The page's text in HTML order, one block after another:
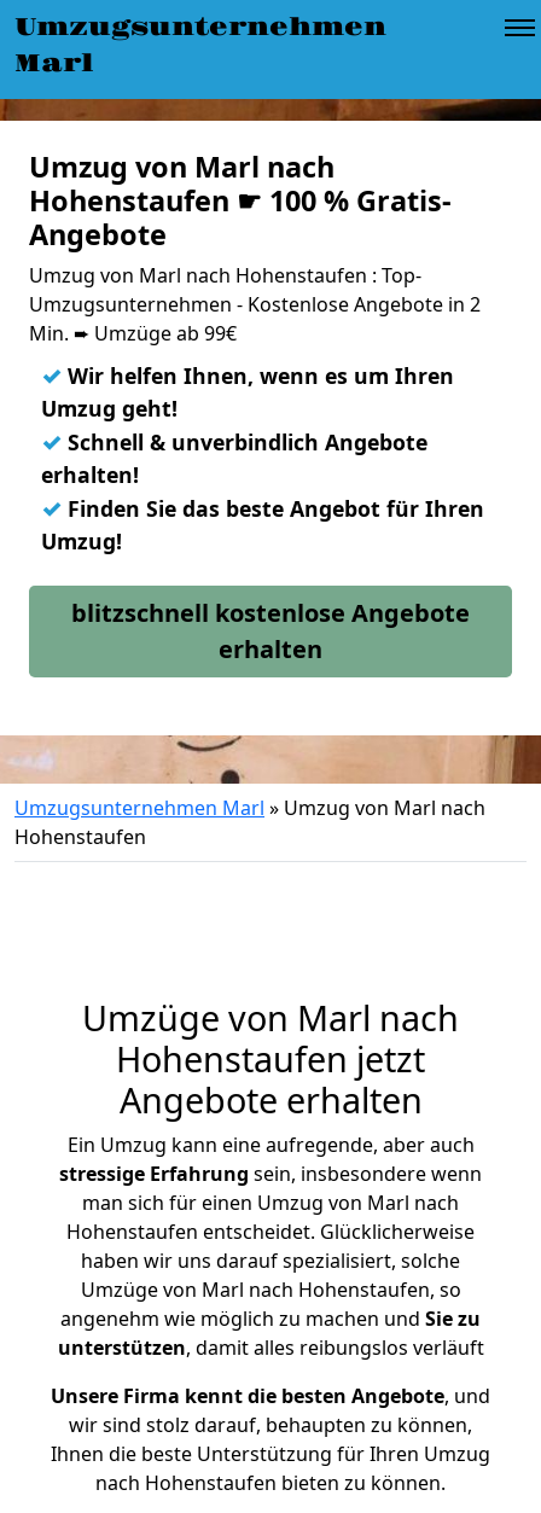
Umzugsunternehmen
Marl
Umzug von Marl nach
Hohenstaufen ☛ 100 % Gratis-
Angebote
Umzug von Marl nach Hohenstaufen : Top-
Umzugsunternehmen - Kostenlose Angebote in 2
Min. ➨ Umzüge ab 99€
✓ Wir helfen Ihnen, wenn es um Ihren
Umzug geht!
✓ Schnell & unverbindlich Angebote
erhalten!
✓ Finden Sie das beste Angebot für Ihren
Umzug!
blitzschnell kostenlose Angebote
erhalten
Umzugsunternehmen Marl » Umzug von Marl nach
Hohenstaufen
Umzüge von Marl nach
Hohenstaufen jetzt
Angebote erhalten
Ein Umzug kann eine aufregende, aber auch
stressige Erfahrung sein, insbesondere wenn
man sich für einen Umzug von Marl nach
Hohenstaufen entscheidet. Glücklicherweise
haben wir uns darauf spezialisiert, solche
Umzüge von Marl nach Hohenstaufen, so
angenehm wie möglich zu machen und Sie zu
unterstützen, damit alles reibungslos verläuft
Unsere Firma kennt die besten Angebote, und
wir sind stolz darauf, behaupten zu können,
Ihnen die beste Unterstützung für Ihren Umzug
nach Hohenstaufen bieten zu können.